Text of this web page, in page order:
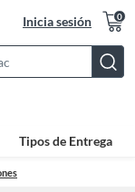
Inicia sesión 0
Bar
Tipos de Entrega